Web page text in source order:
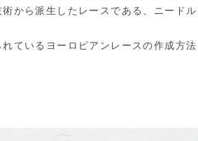
から派生したレースである、ニード
ているヨーロピアンレースの作成方